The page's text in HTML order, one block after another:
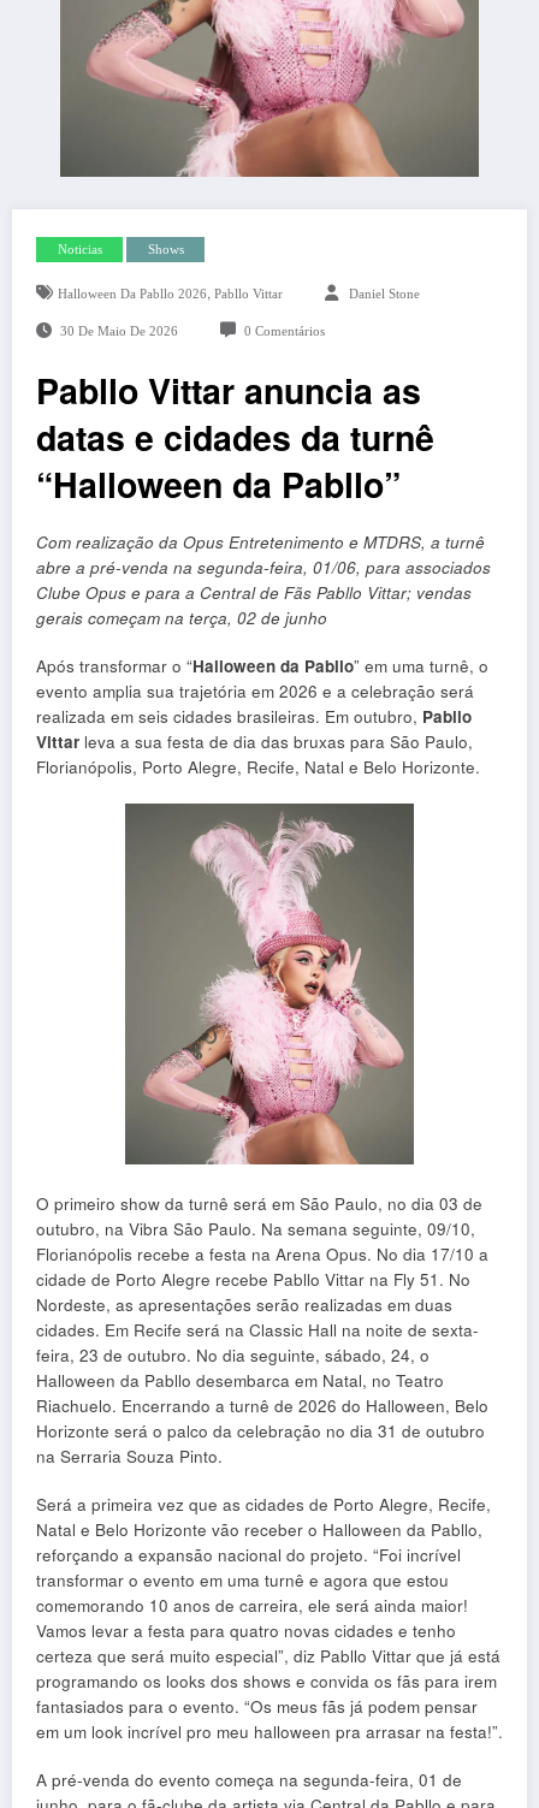
Noticias Shows
Halloween Da Pabllo 2026, Pabllo Vittar Daniel Stone
30 De Maio De 2026 0 Comentários
Pabllo Vittar anuncia as
datas e cidades da turnê
“Halloween da Pabllo”
Com realização da Opus Entretenimento e MTDRS, a turnê
abre a pré-venda na segunda-feira, 01/06, para associados
Clube Opus e para a Central de Fãs Pabllo Vittar; vendas
gerais começam na terça, 02 de junho
Após transformar o “Halloween da Pabllo” em uma turnê, o
evento amplia sua trajetória em 2026 e a celebração será
realizada em seis cidades brasileiras. Em outubro, Pabllo
Vittar leva a sua festa de dia das bruxas para São Paulo,
Florianópolis, Porto Alegre, Recife, Natal e Belo Horizonte.
O primeiro show da turnê será em São Paulo, no dia 03 de
outubro, na Vibra São Paulo. Na semana seguinte, 09/10,
Florianópolis recebe a festa na Arena Opus. No dia 17/10 a
cidade de Porto Alegre recebe Pabllo Vittar na Fly 51. No
Nordeste, as apresentações serão realizadas em duas
cidades. Em Recife será na Classic Hall na noite de sexta-
feira, 23 de outubro. No dia seguinte, sábado, 24, o
Halloween da Pabllo desembarca em Natal, no Teatro
Riachuelo. Encerrando a turnê de 2026 do Halloween, Belo
Horizonte será o palco da celebração no dia 31 de outubro
na Serraria Souza Pinto.
Será a primeira vez que as cidades de Porto Alegre, Recife,
Natal e Belo Horizonte vão receber o Halloween da Pabllo,
reforçando a expansão nacional do projeto. “Foi incrível
transformar o evento em uma turnê e agora que estou
comemorando 10 anos de carreira, ele será ainda maior!
Vamos levar a festa para quatro novas cidades e tenho
certeza que será muito especial”, diz Pabllo Vittar que já está
programando os looks dos shows e convida os fãs para irem
fantasiados para o evento. “Os meus fãs já podem pensar
em um look incrível pro meu halloween pra arrasar na festa!”.
A pré-venda do evento começa na segunda-feira, 01 de